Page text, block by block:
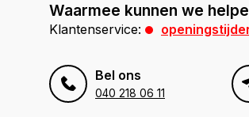
Waarmee kunnen we
Klantenservice:
Bel ons
040 218 06 11